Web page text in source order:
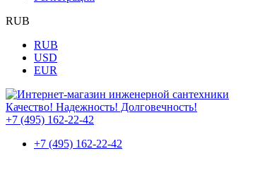
RUB
RUB
USD
EUR
Качество! Надежность! Долговечность!
+7 (495) 162-22-42
+7 (495) 162-22-42